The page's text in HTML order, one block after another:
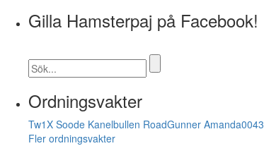
Gilla Hamsterpaj på Facebook!
Ordningsvakter
Tw1X Soode Kanelbullen RoadGunner Amanda0043
Fler ordningsvakter